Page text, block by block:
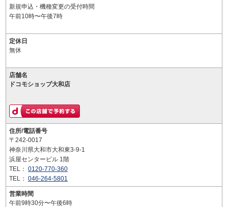
新規申込・機種変更の受付時間
午前10時〜午後7時
定休日
無休
店舗名
ドコモショップ大和店
住所/電話番号
〒242-0017
神奈川県大和市大和東3-9-1
浜屋センタービル 1階
TEL： 0120-770-360
TEL： 046-264-5801
営業時間
午前9時30分〜午後6時